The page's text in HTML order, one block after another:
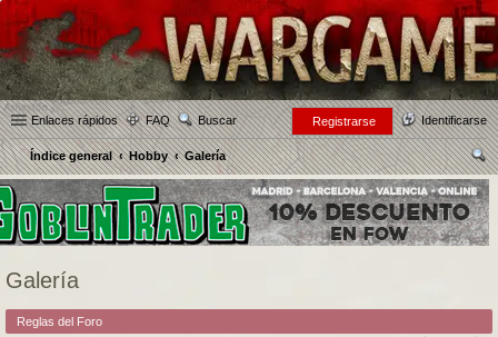
Enlaces rápidos FAQ Buscar Identificarse
Registrarse
Índice general Hobby
Galería
us
car
Galería
Reglas del Foro